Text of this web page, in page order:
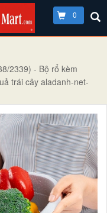
0
2339) - Bộ rổ kèm
trái cây aladanh-net-